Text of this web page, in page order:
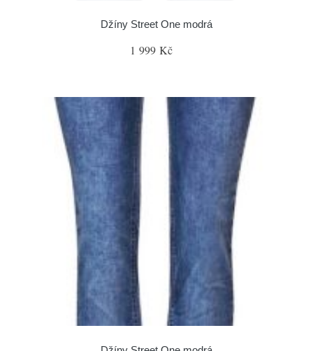
Džíny Street One modrá
1 999 Kč